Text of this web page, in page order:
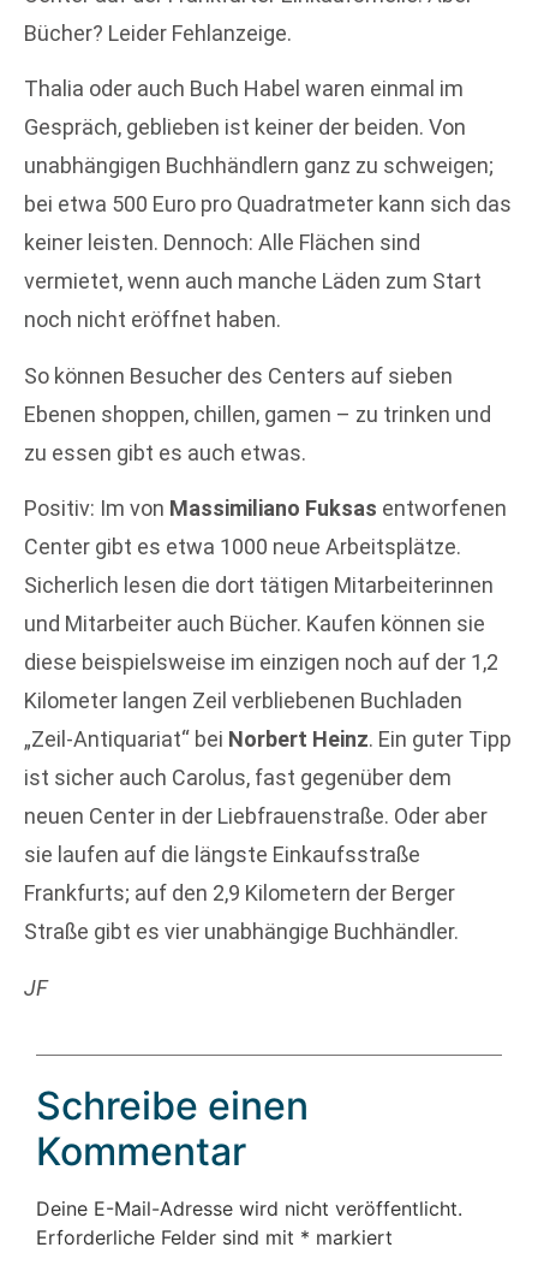
Bücher? Leider Fehlanzeige.
Thalia oder auch Buch Habel waren einmal im
Gespräch, geblieben ist keiner der beiden. Von
unabhängigen Buchhändlern ganz zu schweigen;
bei etwa 500 Euro pro Quadratmeter kann sich das
keiner leisten. Dennoch: Alle Flächen sind
vermietet, wenn auch manche Läden zum Start
noch nicht eröffnet haben.
So können Besucher des Centers auf sieben
Ebenen shoppen, chillen, gamen – zu trinken und
zu essen gibt es auch etwas.
Positiv: Im von Massimiliano Fuksas entworfenen
Center gibt es etwa 1000 neue Arbeitsplätze.
Sicherlich lesen die dort tätigen Mitarbeiterinnen
und Mitarbeiter auch Bücher. Kaufen können sie
diese beispielsweise im einzigen noch auf der 1,2
Kilometer langen Zeil verbliebenen Buchladen
„Zeil-Antiquariat“ bei Norbert Heinz. Ein guter Tipp
ist sicher auch Carolus, fast gegenüber dem
neuen Center in der Liebfrauenstraße. Oder aber
sie laufen auf die längste Einkaufsstraße
Frankfurts; auf den 2,9 Kilometern der Berger
Straße gibt es vier unabhängige Buchhändler.
JF
Schreibe einen
Kommentar
Deine E-Mail-Adresse wird nicht veröffentlicht.
Erforderliche Felder sind mit * markiert